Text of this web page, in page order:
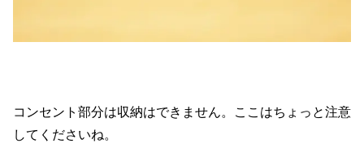
コンセント部分は収納はできません。ここはちょっと注意
してくださいね。